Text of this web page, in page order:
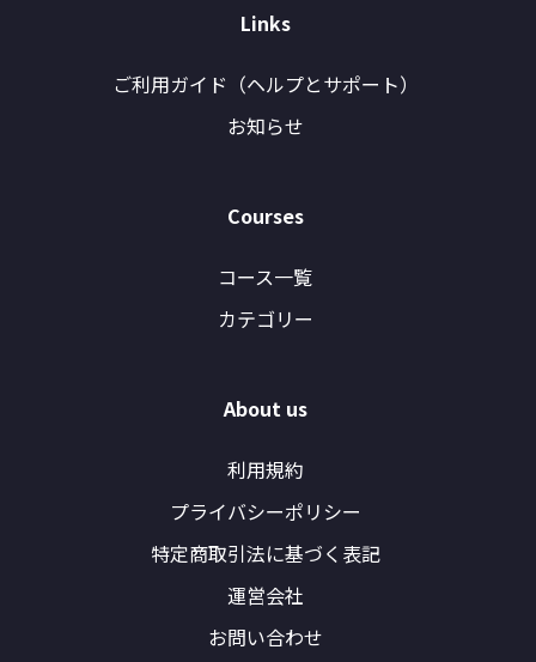
Links
ご利用ガイド（ヘルプとサポート）
お知らせ
Courses
コース一覧
カテゴリー
About us
利用規約
プライバシーポリシー
特定商取引法に基づく表記
運営会社
お問い合わせ